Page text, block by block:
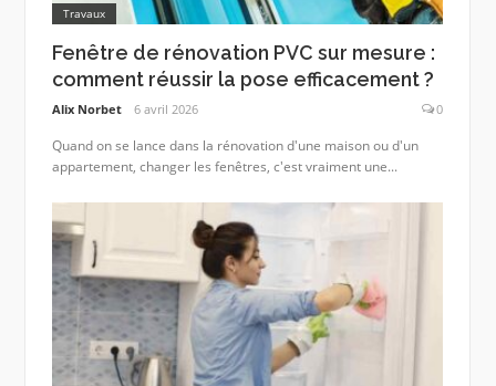
Travaux
Fenêtre de rénovation PVC sur mesure :
comment réussir la pose efficacement ?
Alix Norbet 6 avril 2026 0
Quand on se lance dans la rénovation d'une maison ou d'un
appartement, changer les fenêtres, c'est vraiment une...